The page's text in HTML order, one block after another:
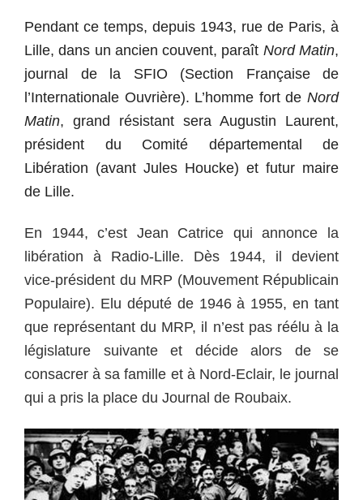
Pendant ce temps, depuis 1943, rue de Paris, à
Lille, dans un ancien couvent, paraît Nord Matin,
journal de la SFIO (Section Française de
l’Internationale Ouvrière). L’homme fort de Nord
Matin, grand résistant sera Augustin Laurent,
président du Comité départemental de
Libération (avant Jules Houcke) et futur maire
de Lille.
En 1944, c’est Jean Catrice qui annonce la
libération à Radio-Lille. Dès 1944, il devient
vice-président du MRP (Mouvement Républicain
Populaire). Elu député de 1946 à 1955, en tant
que représentant du MRP, il n’est pas réélu à la
législature suivante et décide alors de se
consacrer à sa famille et à Nord-Eclair, le journal
qui a pris la place du Journal de Roubaix.